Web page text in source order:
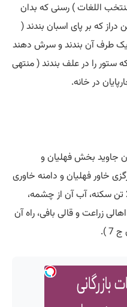
اللغات ) رسنی که بدان
که بر پای اسبان بندند (
یک طرف آن بندند و سرش دهند
ستور را در علف بندند ( منتهی
در خانه.
جاوید بخش فهلیان و
کازرون در 64 هزارگزی خاور فهلیان و دامنه خاوری
کوه طویله، معتدل و مالاریائی با 280 تن سکنه، آب آن از چشمه،
زراعت و قالی بافی، راه آن
).